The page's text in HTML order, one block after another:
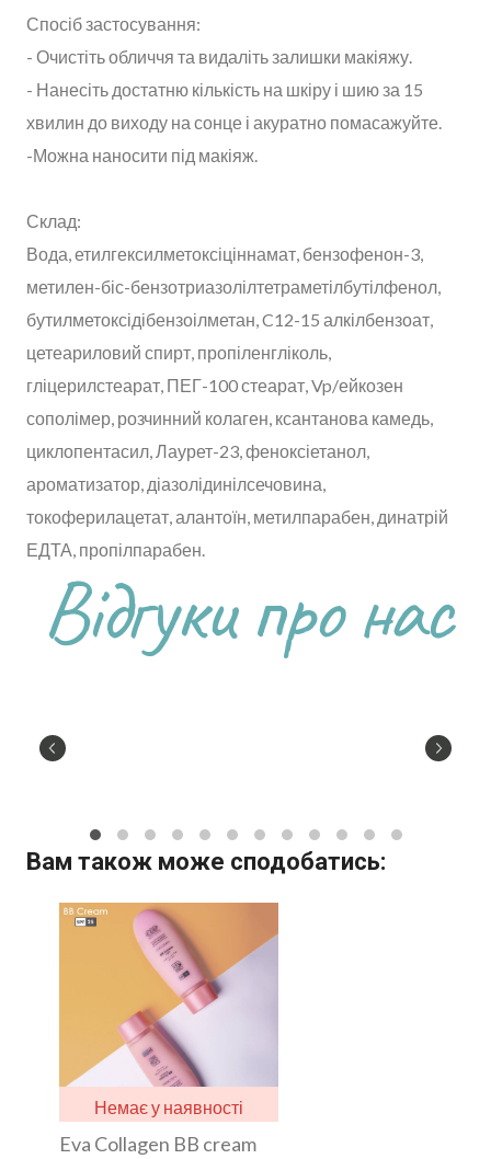
Спосіб застосування:
- Очистіть обличчя та видаліть залишки макіяжу.
- Нанесіть достатню кількість на шкіру і шию за 15
хвилин до виходу на сонце і акуратно помасажуйте.
-Можна наносити під макіяж.
Склад:
Вода, етилгексилметоксіціннамат, бензофенон-3,
метилен-біс-бензотриазолілтетраметілбутілфенол,
бутилметоксідібензоілметан, C12-15 алкілбензоат,
цетеариловий спирт, пропіленгліколь,
гліцерилстеарат, ПЕГ-100 стеарат, Vp/ейкозен
сополімер, розчинний колаген, ксантанова камедь,
циклопентасил, Лаурет-23, феноксіетанол,
ароматизатор, діазолідинілсечовина,
токоферилацетат, алантоїн, метилпарабен, динатрій
ЕДТА, пропілпарабен.
Відгуки про нас
Вам також може сподобатись:
Немає у наявності
Eva Collagen BB cream